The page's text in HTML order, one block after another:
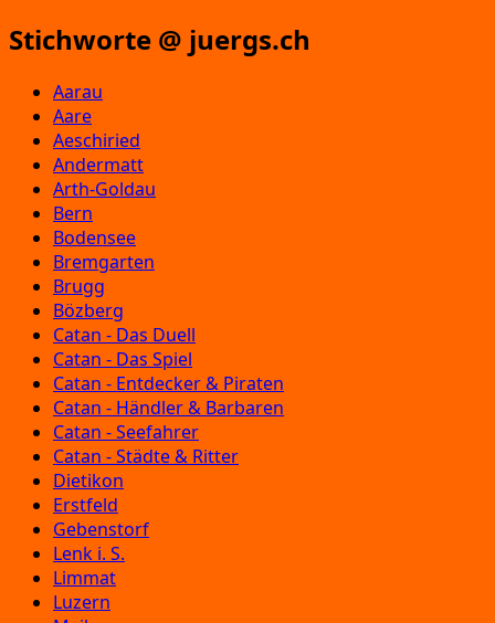
Stichworte @ juergs.ch
Aarau
Aare
Aeschiried
Andermatt
Arth-Goldau
Bern
Bodensee
Bremgarten
Brugg
Bözberg
Catan - Das Duell
Catan - Das Spiel
Catan - Entdecker & Piraten
Catan - Händler & Barbaren
Catan - Seefahrer
Catan - Städte & Ritter
Dietikon
Erstfeld
Gebenstorf
Lenk i. S.
Limmat
Luzern